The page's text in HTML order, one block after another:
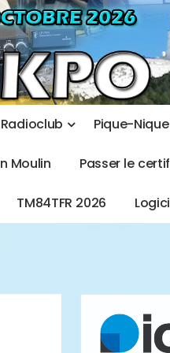
Radioclub Pique-Nique
n Moulin Passer le certif
TM84TFR 2026 Logici